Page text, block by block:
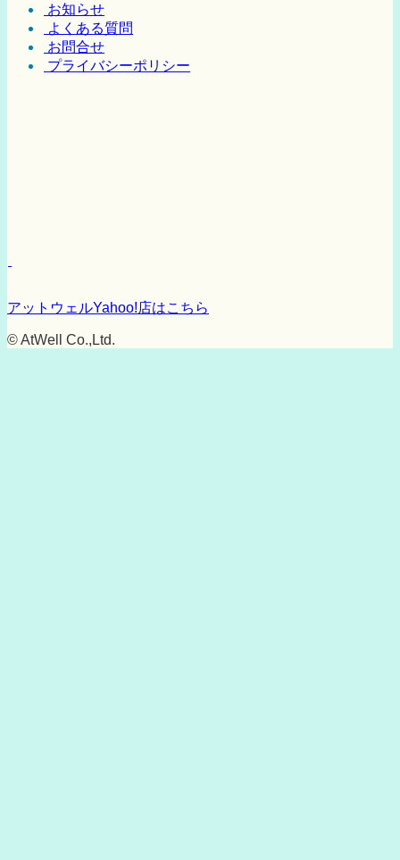
お知らせ
よくある質問
お問合せ
プライバシーポリシー
アットウェルYahoo!店はこちら
© AtWell Co.,Ltd.